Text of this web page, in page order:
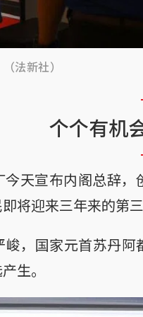
法新社）
个个有机
天宣布内阁总辞
将迎来三年来的第三
，国家元首苏丹
生。